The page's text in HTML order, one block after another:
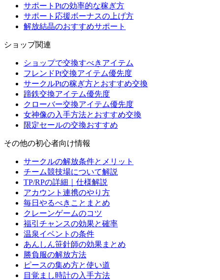
サポートPtの効率的な稼ぎ方
サポート応援ボーナスの上げ方
解放結晶のおすすめサポート
ショップ関連
ショップで交換すべきアイテム
フレンドPt交換アイテム優先度
サークルPtの稼ぎ方とおすすめ交換
蹄鉄交換アイテム優先度
クローバー交換アイテム優先度
女神像の入手方法とおすすめ交換
限定セールの交換おすすめ
その他の初心者向け情報
サークルの解放条件とメリット
チーム競技場について解説
TP/RPの詳細｜仕様解説
アカウント連携のやり方
毎日やるべきことまとめ
クレーンゲームのコツ
福引チャンスの効果と確率
温泉イベントの条件
あんしん笹針師の効果まとめ
勝負服の解放方法
ピースの集め方と使い道
目覚まし時計の入手方法